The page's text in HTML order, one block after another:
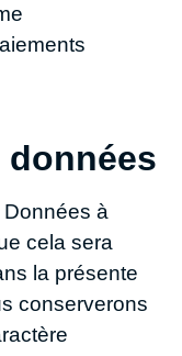
à
cela sera
la présente
conserverons